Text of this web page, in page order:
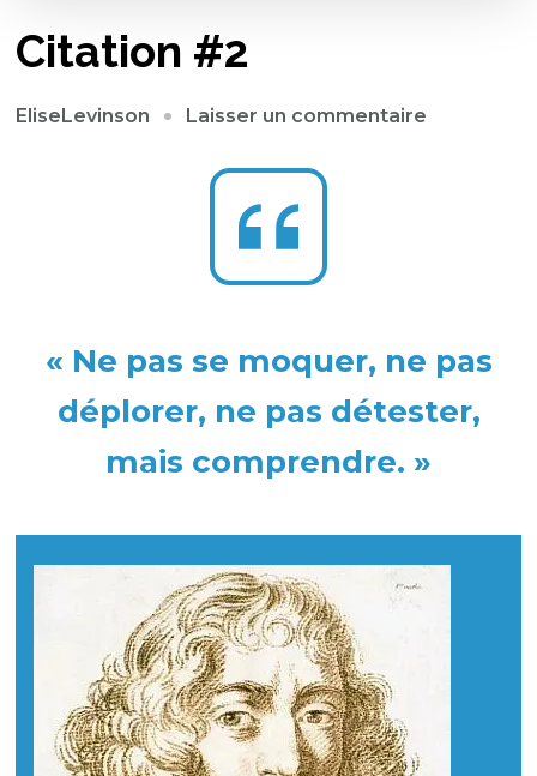
Citation #2
EliseLevinson Laisser un commentaire
« Ne pas se moquer, ne pas
déplorer, ne pas détester,
mais comprendre. »